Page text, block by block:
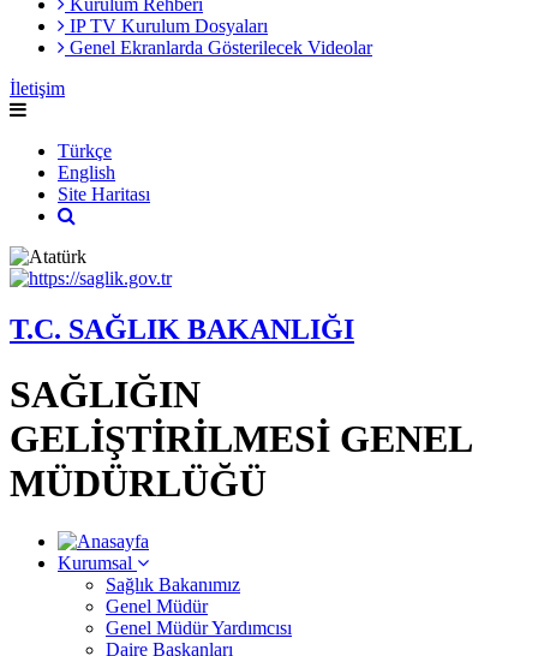
Kurulum Rehberi
IP TV Kurulum Dosyaları
Genel Ekranlarda Gösterilecek Videolar
İletişim
Türkçe
English
Site Haritası
T.C. SAĞLIK BAKANLIĞI
SAĞLIĞIN
GELİŞTİRİLMESİ GENEL
MÜDÜRLÜĞÜ
Kurumsal
Sağlık Bakanımız
Genel Müdür
Genel Müdür Yardımcısı
Daire Başkanları